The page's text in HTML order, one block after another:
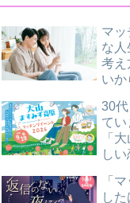
マ
な人
考え
い
30
て
「
し
「
し